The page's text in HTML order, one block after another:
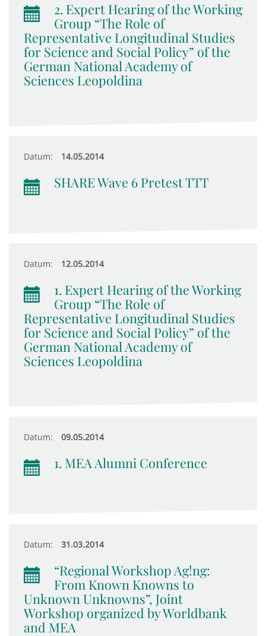
2. Expert Hearing of the Working
Group “The Role of
Representative Longitudinal Studies
for Science and Social Policy” of the
German National Academy of
Sciences Leopoldina
Datum: 14.05.2014
SHARE Wave 6 Pretest TTT
Datum: 12.05.2014
1. Expert Hearing of the Working
Group “The Role of
Representative Longitudinal Studies
for Science and Social Policy” of the
German National Academy of
Sciences Leopoldina
Datum: 09.05.2014
1. MEA Alumni Conference
Datum: 31.03.2014
“Regional Workshop Ag!ng:
From Known Knowns to
Unknown Unknowns”, Joint
Workshop organized by Worldbank
and MEA